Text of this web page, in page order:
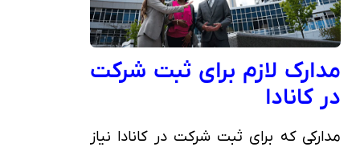
مدارک لازم برای ثبت شرکت
در کانادا
مدارکی که برای ثبت شرکت در کانادا نیاز